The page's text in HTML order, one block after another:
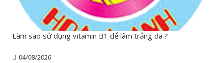
Làm sao sử dụng vitamin B1 để làm trắng da ?
04/08/2026